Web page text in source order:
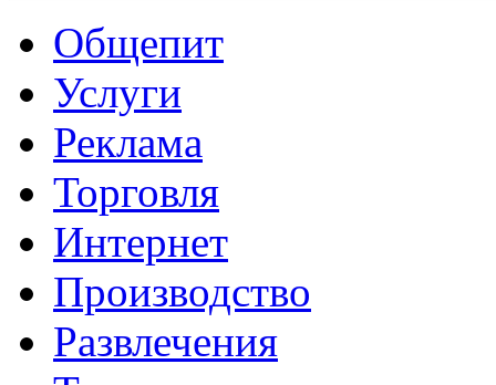
Общепит
Услуги
Реклама
Торговля
Интернет
Производство
Развлечения